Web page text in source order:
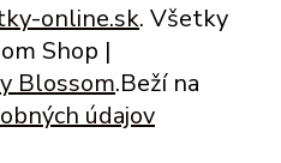
online.sk. Všetky
Shop |
Blossom.Beží na
údajov